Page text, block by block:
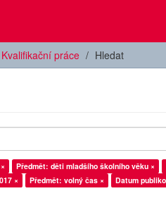
Kvalifikační práce Hledat
Předmět: děti mladšího školního věku ×
× Předmět: volný čas × Datum